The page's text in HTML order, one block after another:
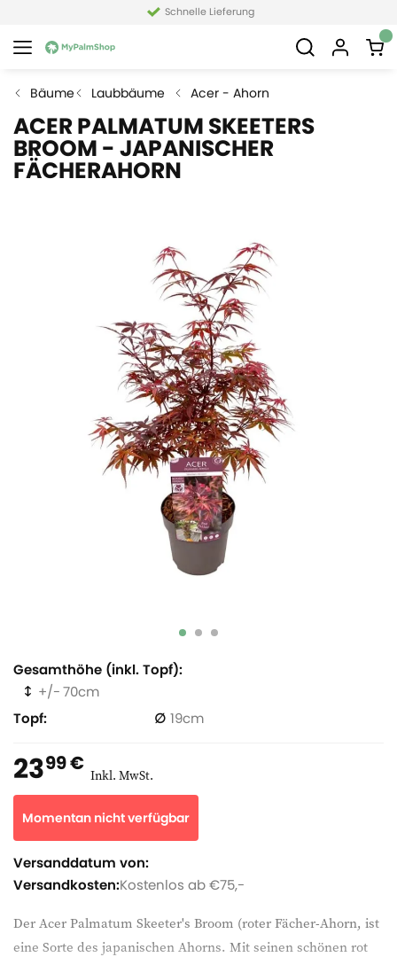
Schnelle Lieferung
Bäume Laubbäume Acer - Ahorn
ACER PALMATUM SKEETERS
BROOM - JAPANISCHER
FÄCHERAHORN
Der Acer Palmatum Skeeter's Broom (roter Fächer-Ahorn, ist
eine Sorte des japanischen Ahorns. Mit seinen schönen rot
Gesamthöhe (inkl. Topf)
70
Topf
19
2399 € Inkl. MwSt.
Momentan nicht verfügbar
Versanddatum von:
Versandkosten:Kostenlos ab €75,-